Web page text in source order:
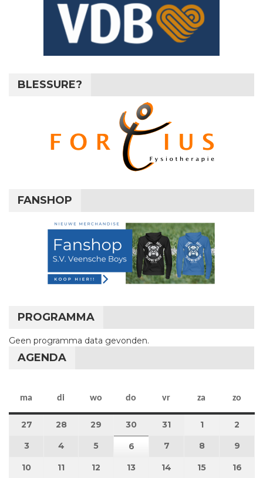
BLESSURE?
FANSHOP
PROGRAMMA
Geen programma data gevonden.
AGENDA
ma maandag
di dinsdag
wo woensdag
do donderdag
vr vrijdag
za zaterdag
zo
27 27 juli 2026
28 28 juli 2026
29 29 juli 2026
30 30 juli 2026
31 31 juli 2026
11 augustus
2
3 3 augustus 2026
4 4 augustus 2026
5 5 augustus 2026
6 6 augustus 2026
7 7 augustus 2026
8 8 augustus
9
10 10 augustus 2026
11 11 augustus 2026
12 12 augustus 2026
13 13 augustus 2026
14 14 augustus 2026
15 15 16